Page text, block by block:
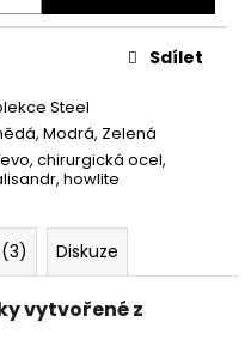
Steel
Modrá, Zelená
chirurgická ocel,
howlite
Sdílet
Diskuze
vytvořené z